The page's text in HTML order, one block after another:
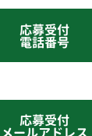
応募受付
電話番号
応募受付